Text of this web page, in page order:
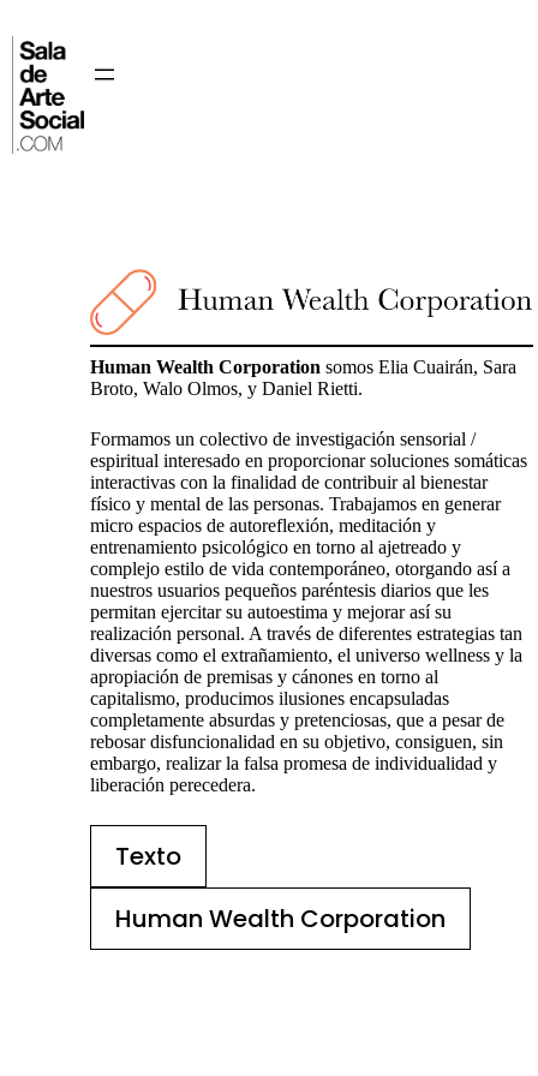
Human Wealth Corporation somos Elia Cuairán, Sara
Broto, Walo Olmos, y Daniel Rietti.
Formamos un colectivo de investigación sensorial /
espiritual interesado en proporcionar soluciones somáticas
interactivas con la finalidad de contribuir al bienestar
físico y mental de las personas. Trabajamos en generar
micro espacios de autoreflexión, meditación y
entrenamiento psicológico en torno al ajetreado y
complejo estilo de vida contemporáneo, otorgando así a
nuestros usuarios pequeños paréntesis diarios que les
permitan ejercitar su autoestima y mejorar así su
realización personal. A través de diferentes estrategias tan
diversas como el extrañamiento, el universo wellness y la
apropiación de premisas y cánones en torno al
capitalismo, producimos ilusiones encapsuladas
completamente absurdas y pretenciosas, que a pesar de
rebosar disfuncionalidad en su objetivo, consiguen, sin
embargo, realizar la falsa promesa de individualidad y
liberación perecedera.
Texto
Human Wealth Corporation